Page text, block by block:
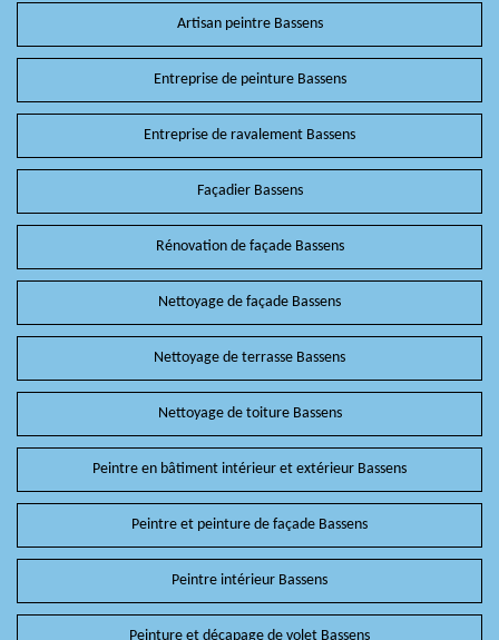
Artisan peintre Bassens
Entreprise de peinture Bassens
Entreprise de ravalement Bassens
Façadier Bassens
Rénovation de façade Bassens
Nettoyage de façade Bassens
Nettoyage de terrasse Bassens
Nettoyage de toiture Bassens
Peintre en bâtiment intérieur et extérieur Bassens
Peintre et peinture de façade Bassens
Peintre intérieur Bassens
Peinture et décapage de volet Bassens